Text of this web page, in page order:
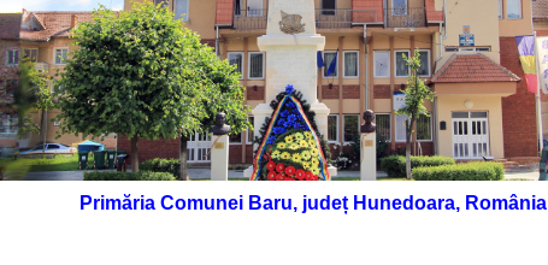
Primăria Comunei Baru, județ Hunedoara, România